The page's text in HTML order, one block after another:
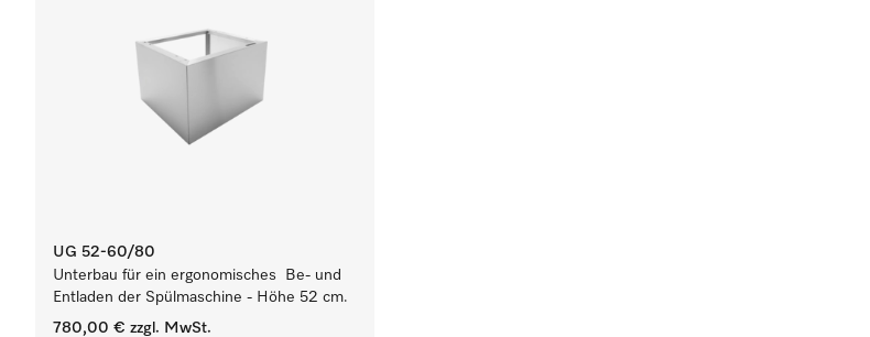
UG 52-60/80
Unterbau für ein ergonomisches Be- und
Entladen der Spülmaschine - Höhe 52 cm.
780,00 € zzgl. MwSt.